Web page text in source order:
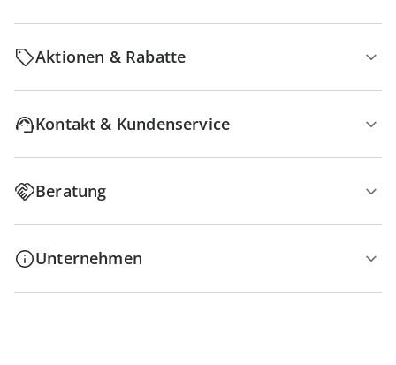
Aktionen & Rabatte
Kontakt & Kundenservice
Beratung
Unternehmen